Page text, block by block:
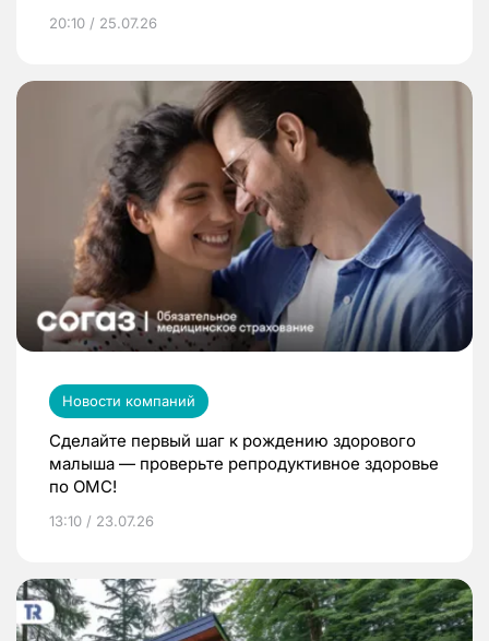
20:10 / 25.07.26
Новости компаний
Сделайте первый шаг к рождению здорового
малыша — проверьте репродуктивное здоровье
по ОМС!
13:10 / 23.07.26